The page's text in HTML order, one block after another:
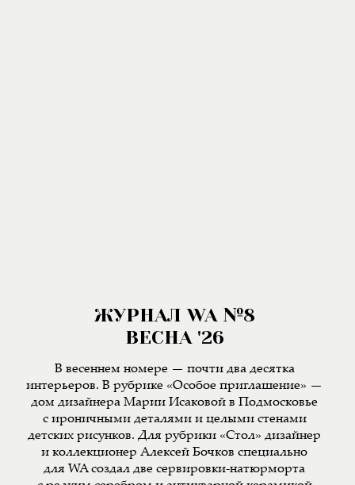
ЖУРНАЛ WA №8
ВЕСНА '26
В весеннем номере — почти два десятка
интерьеров. В рубрике «Особое приглашение» —
дом дизайнера Марии Исаковой в Подмосковье
с ироничными деталями и целыми стенами
детских рисунков. Для рубрики «Стол» дизайнер
и коллекционер Алексей Бочков специально
для WA создал две сервировки-натюрморта